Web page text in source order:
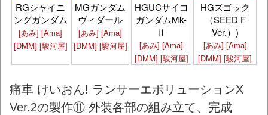
RGシャイニ
ングガンダム
[あみ] [Ama]
[DMM] [駿河屋]
MGガンダム
ヴィダール
[あみ] [Ama]
[DMM] [駿河屋]
HGUCサイコ
ガンダムMk-
Ⅱ
[あみ] [Ama]
[DMM] [駿河屋]
HGズゴック
（SEED F
Ver.）)
[あみ] [Ama]
[DMM] [駿河屋]
痛車 けいおん! ランサーエボリューションX
Ver.2の製作⑪ 外装各部の組み立て、完成